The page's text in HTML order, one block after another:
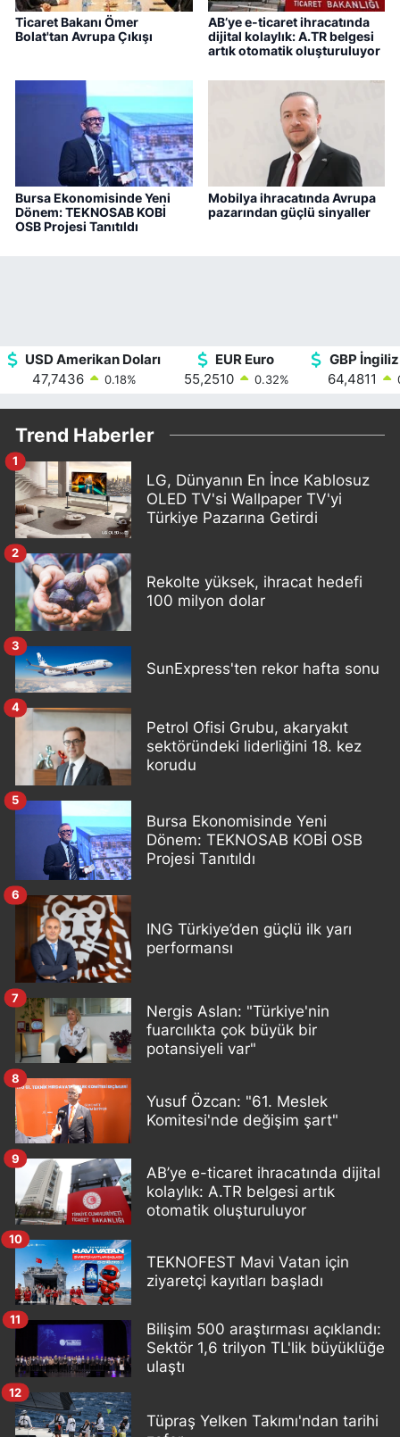
Ticaret Bakanı Ömer
Bolat'tan Avrupa Çıkışı
AB’ye e-ticaret ihracatında
dijital kolaylık: A.TR belgesi
artık otomatik oluşturuluyor
Bursa Ekonomisinde Yeni
Dönem: TEKNOSAB KOBİ
OSB Projesi Tanıtıldı
Mobilya ihracatında Avrupa
pazarından güçlü sinyaller
USD Amerikan Doları
47,7436
0.18%
EUR Euro
55,2510
0.32%
GBP
64,4811
Trend Haberler
LG, Dünyanın En İnce Kablosuz
OLED TV'si Wallpaper TV'yi
Türkiye Pazarına Getirdi
1
Rekolte yüksek, ihracat hedefi
100 milyon dolar
2
SunExpress'ten rekor hafta sonu
3
Petrol Ofisi Grubu, akaryakıt
sektöründeki liderliğini 18. kez
korudu
4
Bursa Ekonomisinde Yeni
Dönem: TEKNOSAB KOBİ OSB
Projesi Tanıtıldı
5
ING Türkiye’den güçlü ilk yarı
performansı
6
Nergis Aslan: "Türkiye'nin
fuarcılıkta çok büyük bir
potansiyeli var"
7
Yusuf Özcan: "61. Meslek
Komitesi'nde değişim şart"
8
AB’ye e-ticaret ihracatında dijital
kolaylık: A.TR belgesi artık
otomatik oluşturuluyor
9
TEKNOFEST Mavi Vatan için
ziyaretçi kayıtları başladı
10
Bilişim 500 araştırması açıklandı:
Sektör 1,6 trilyon TL'lik büyüklüğe
ulaştı
11
Tüpraş Yelken Takımı'ndan tarihi
12